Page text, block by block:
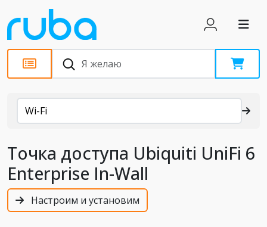
Каталог
Wi-Fi
Точка доступа Ubiquiti UniFi 6
Enterprise In-Wall
Настроим и установим